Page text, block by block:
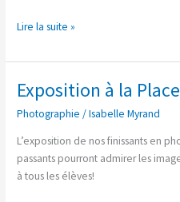
Lire la suite »
Exposition à la
Photographie /Isabelle Myrand
L’exposition de nos finissants en
passants pourront admirer les
à tous les élèves!
Exposition
la
Place
d’Youville